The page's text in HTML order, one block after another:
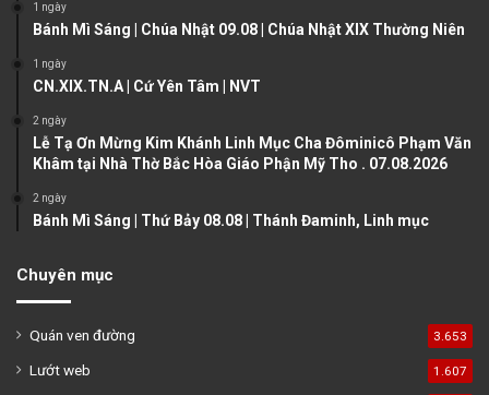
1 ngày
Bánh Mì Sáng | Chúa Nhật 09.08 | Chúa Nhật XIX Thường Niên
1 ngày
CN.XIX.TN.A | Cứ Yên Tâm | NVT
2 ngày
Lễ Tạ Ơn Mừng Kim Khánh Linh Mục Cha Đôminicô Phạm Văn
Khâm tại Nhà Thờ Bắc Hòa Giáo Phận Mỹ Tho . 07.08.2026
2 ngày
Bánh Mì Sáng | Thứ Bảy 08.08 | Thánh Đaminh, Linh mục
Chuyên mục
Quán ven đường 3.653
Lướt web 1.607